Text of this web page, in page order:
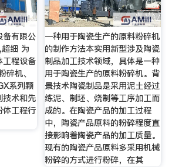
备有限公
细 为
工程设备
碎机、
系列颗
技术和先
体工程行
一种用于陶瓷生产的原料粉碎机
的制作方法本实用新型涉及陶瓷
制品加工技术领域，具体是一种
用于陶瓷生产的原料粉碎机。背
景技术陶瓷制品是采用泥土经过
练泥、制坯、烧制等工序加工而
成的。在陶瓷产品的加工过程
中，陶瓷产品原料的粉碎程度直
接影响着陶瓷产品的加工质量。
现有的陶瓷产品原料多采用机械
粉碎的方式进行粉碎，在其